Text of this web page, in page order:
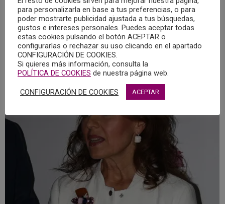
para personalizarla en base a tus preferencias, o para
poder mostrarte publicidad ajustada a tus búsquedas,
gustos e intereses personales. Puedes aceptar todas
estas cookies pulsando el botón ACEPTAR o
configurarlas o rechazar su uso clicando en el apartado
CONFIGURACIÓN DE COOKIES.
Si quieres más información, consulta la
POLÍTICA DE COOKIES de nuestra página web.
CONFIGURACIÓN DE COOKIES ACEPTAR